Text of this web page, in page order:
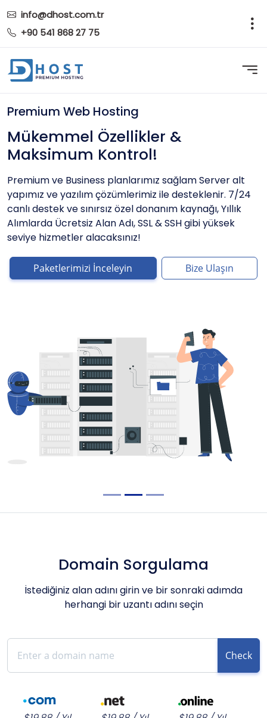
info@dhost.com.tr
+90 541 868 27 75
Premium Web Hosting
Mükemmel Özellikler &
Maksimum Kontrol!
Premium ve Business planlarımız sağlam Server alt
yapımız ve yazılım çözümlerimiz ile desteklenir. 7/24
canlı destek ve sınırsız özel donanım kaynağı, Yıllık
Alımlarda Ücretsiz Alan Adı, SSL & SSH gibi yüksek
seviye hizmetler alacaksınız!
Paketlerimizi İnceleyin Bize Ulaşın
Domain Sorgulama
İstediğiniz alan adını girin ve bir sonraki adımda
herhangi bir uzantı adını seçin
Check